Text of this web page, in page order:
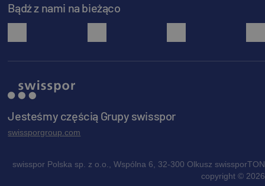
Bądź z nami na bieżąco
facebook instagram pinterest
Jesteśmy częścią Grupy swisspor
swissporgroup.com
swisspor Polska sp. z o.o., Wspólna 6, 32-300 Olkusz swissporTON
copyright © 2026